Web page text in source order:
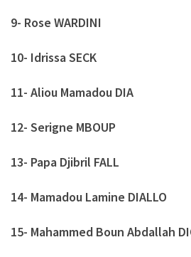
9- Rose WARDINI
10- Idrissa SECK
11- Aliou Mamadou DIA
12- Serigne MBOUP
13- Papa Djibril FALL
14- Mamadou Lamine DIALLO
15- Mahammed Boun Abdallah